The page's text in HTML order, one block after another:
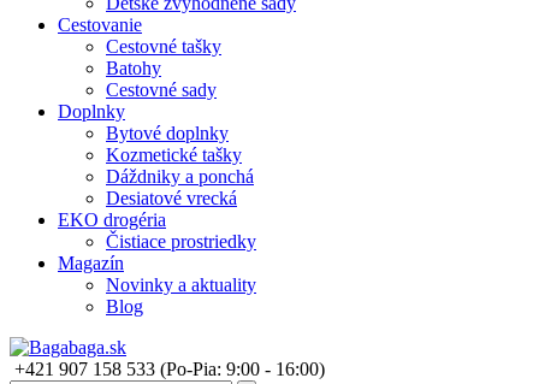
Cestovanie
Cestovné tašky
Batohy
Cestovné sady
Doplnky
Bytové doplnky
Kozmetické tašky
Dáždniky a ponchá
Desiatové vrecká
EKO drogéria
Čistiace prostriedky
Magazín
Novinky a aktuality
Blog
+421 907 158 533 (Po-Pia: 9:00 - 16:00)